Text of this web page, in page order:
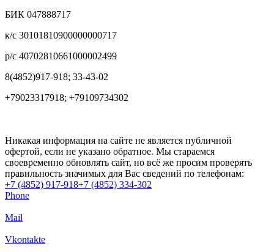
БИК 047888717
к/с 30101810900000000717
р/с 40702810661000002499
8(4852)917-918; 33-43-02
+79023317918; +79109734302
Никакая информация на сайте не является публичной
офертой, если не указано обратное. Мы стараемся
своевременно обновлять сайт, но всё же просим проверять
правильность значимых для Вас сведений по телефонам:
+7 (4852) 917-918+7 (4852) 334-302
Phone
Mail
Vkontakte